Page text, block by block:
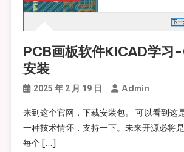
PCB画板软件KICAD学习
安装
2025 年 2 月 19 日 Admin
来到这个官网，下载安装包。 可以看到这
一种技术情怀，支持一下。未来开源必将
每个 […]